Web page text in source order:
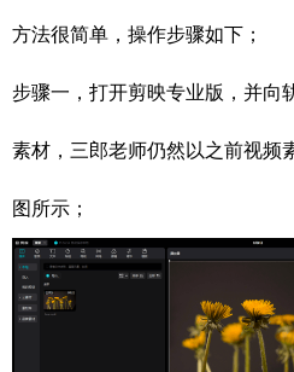
方法很简单，操作步骤如下；
步骤一，打开剪映专业版，并向
素材，三郎老师仍然以之前视频
图所示；